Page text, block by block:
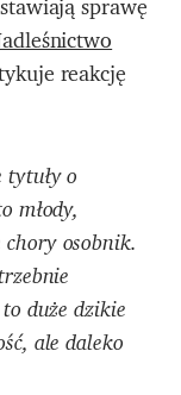
reakcję
o
młody,
osobnik.
duże dzikie
ale daleko